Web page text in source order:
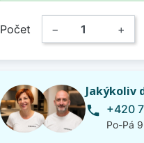
Počet − +
Jakýkoliv
phone +420
Po-Pá